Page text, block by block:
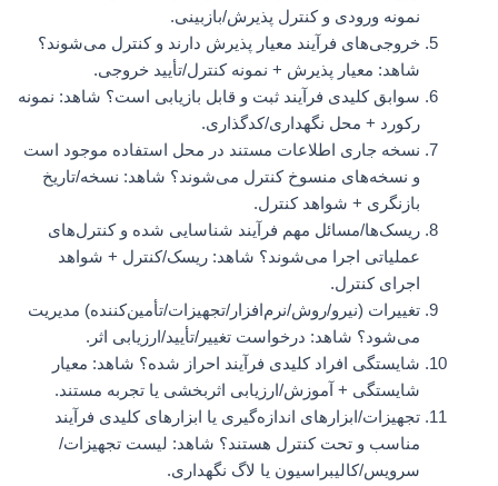
نمونه ورودی و کنترل پذیرش/بازبینی.
خروجی‌های فرآیند معیار پذیرش دارند و کنترل می‌شوند؟
شاهد: معیار پذیرش + نمونه کنترل/تأیید خروجی.
سوابق کلیدی فرآیند ثبت و قابل بازیابی است؟ شاهد: نمونه
رکورد + محل نگهداری/کدگذاری.
نسخه جاری اطلاعات مستند در محل استفاده موجود است
و نسخه‌های منسوخ کنترل می‌شوند؟ شاهد: نسخه/تاریخ
بازنگری + شواهد کنترل.
ریسک‌ها/مسائل مهم فرآیند شناسایی شده و کنترل‌های
عملیاتی اجرا می‌شوند؟ شاهد: ریسک/کنترل + شواهد
اجرای کنترل.
تغییرات (نیرو/روش/نرم‌افزار/تجهیزات/تأمین‌کننده) مدیریت
می‌شود؟ شاهد: درخواست تغییر/تأیید/ارزیابی اثر.
شایستگی افراد کلیدی فرآیند احراز شده؟ شاهد: معیار
شایستگی + آموزش/ارزیابی اثربخشی یا تجربه مستند.
تجهیزات/ابزارهای اندازه‌گیری یا ابزارهای کلیدی فرآیند
مناسب و تحت کنترل هستند؟ شاهد: لیست تجهیزات/
سرویس/کالیبراسیون یا لاگ نگهداری.